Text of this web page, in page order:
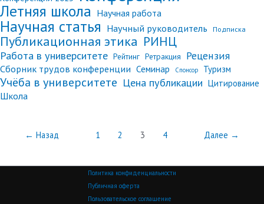
Летняя школа Научная работа
Научная статья Научный руководитель Подписка
Публикационная этика РИНЦ
Работа в университете Рейтинг Ретракция Рецензия
Сборник трудов конференции Семинар Спонсор Туризм
Учёба в университете Цена публикации Цитирование
Школа
← Назад 1 2 3 4 Далее →
Политика конфиденциальности
Публичная оферта
Пользовательское соглашение